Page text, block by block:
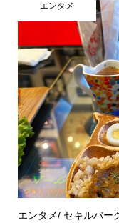
エンタメ
エンタメ/ セキルバー